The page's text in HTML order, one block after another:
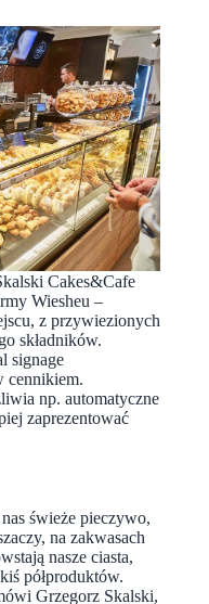
Cakes&Cafe
Wiesheu –
z przywiezionych
składników.
signage
cennikiem.
np. automatyczne
zaprezentować
świeże pieczywo,
na zakwasach
nasze ciasta,
półproduktów.
Grzegorz Skalski,